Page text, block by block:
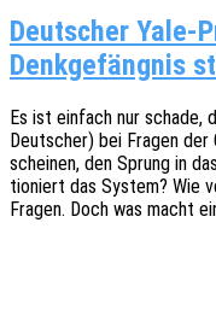
Deutscher Yale-
Denkgefängnis
Es ist einfach nur schade,
Deut­scher) bei Fragen
schei­nen, den Sprung in
tio­niert das System? Wie
Fragen. Doch was macht